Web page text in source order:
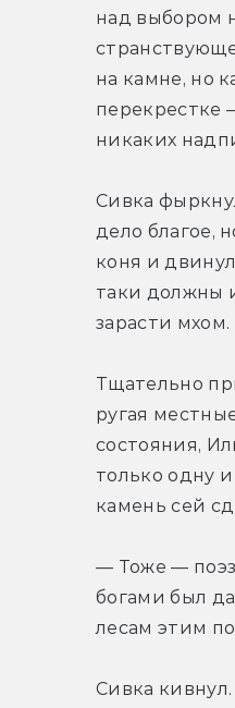
над выбором
на камне, но
перекрестке
никаких
Сивка
дело благое,
коня и
таки должны
зарасти мхом.
Тщательно
ругая
состояния,
только одну
камень сей
— Тоже —
богами был
лесам этим
Сивка